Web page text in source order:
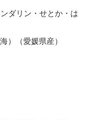
ダリン・せとか・は
）（愛媛県産）